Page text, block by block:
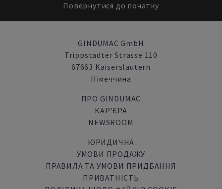
Повернутися до початку
GINDUMAC GmbH
Trippstadter Strasse 110
67663 Kaiserslautern
Німеччина
ПРО GINDUMAC
КАР'ЄРА
NEWSROOM
ЮРИДИЧНА
УМОВИ ПРОДАЖУ
ПРАВИЛА ТА УМОВИ ПРИДБАННЯ
ПРИВАТНІСТЬ